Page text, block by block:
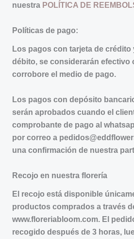
nuestra POLÍTICA DE
Políticas de pago:
Los pagos con tarjeta de crédito
débito, se considerarán efectivo
corrobore el medio de pago.
Los pagos con depósito
serán aprobados cuando el
comprobante de pago al
por correo a
una confirmación de nuestra
Recojo en nuestra florería
El recojo está disponible
productos comprados a través
www.floreriabloom.com. El
recogido después de 3 horas,